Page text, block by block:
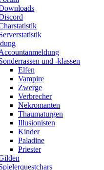
und -klassen
Elfen
Vampire
Zwerge
Verbrecher
Nekromanten
Thaumaturgen
Illusionisten
Kinder
Paladine
Priester